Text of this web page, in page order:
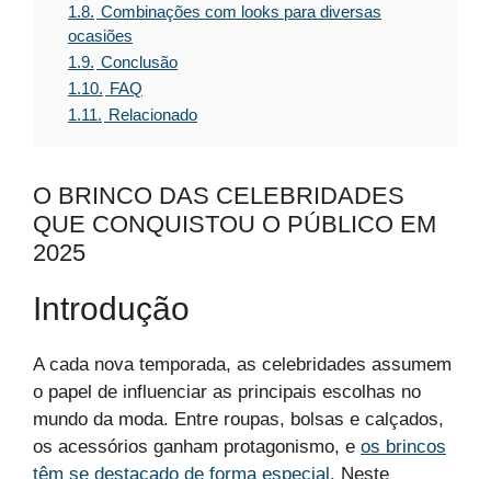
1.8. Combinações com looks para diversas
ocasiões
1.9. Conclusão
1.10. FAQ
1.11. Relacionado
O BRINCO DAS CELEBRIDADES
QUE CONQUISTOU O PÚBLICO EM
2025
Introdução
A cada nova temporada, as celebridades assumem
o papel de influenciar as principais escolhas no
mundo da moda. Entre roupas, bolsas e calçados,
os acessórios ganham protagonismo, e os brincos
têm se destacado de forma especial. Neste